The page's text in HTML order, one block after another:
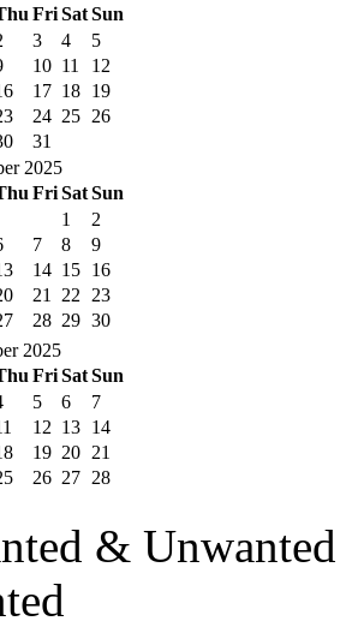
FriSatSun
3 4
5
10 11
12
17 18 19
24 25 26
31
2025
FriSatSun
1
2
7 8
9
14 15 16
21 22
23
28 29 30
2025
FriSatSun
5 6
7
12 13 14
19 20 21
26 27 28
& Unwanted